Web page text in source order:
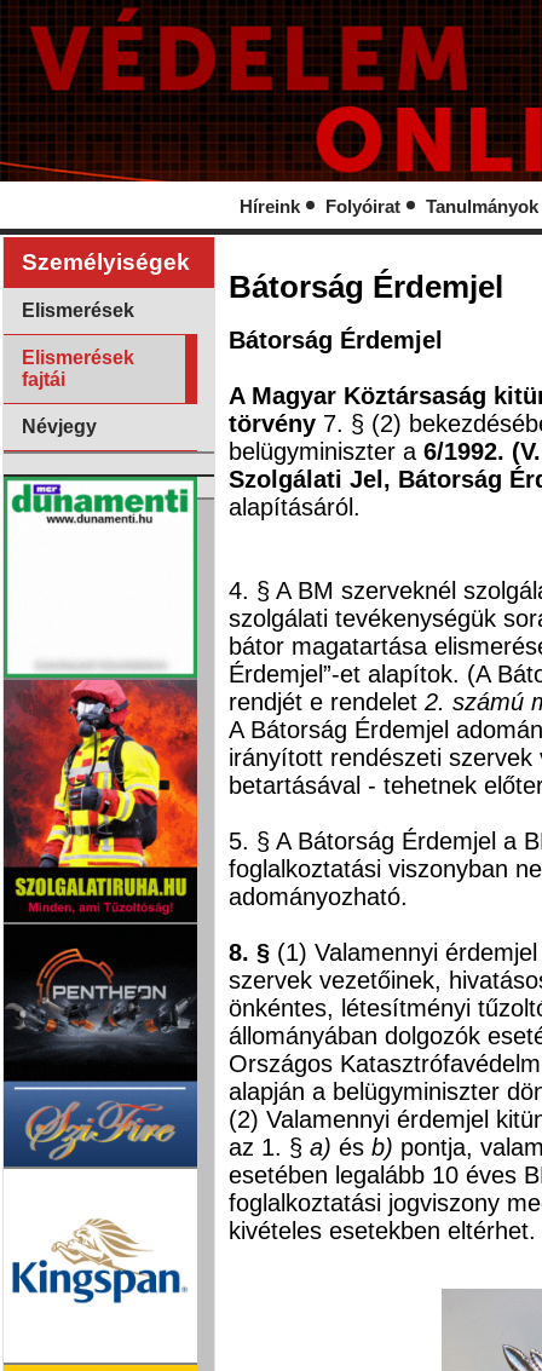
Híreink Folyóirat Tanulmányok
Személyiségek
Elismerések
Elismerések
fajtái
Névjegy
Bátorság Érdemjel
Bátorság Érdemjel
A Magyar Köztársaság
törvény 7. § (2)
belügyminiszter a6/1992.
Szolgálati Jel, Bátorság
alapításáról.
4. § A BM szerveknél
szolgálati tevékenységük
bátor magatartása
Érdemjel”-et alapítok. (A
rendjét e rendelet2. számú
A Bátorság Érdemjel
irányított rendészeti
betartásával - tehetnek
5. § A Bátorság Érdemjel a
foglalkoztatási viszonyban
adományozható.
8. § (1) Valamennyi
szervek vezetőinek,
önkéntes, létesítményi
állományában dolgozók
Országos
alapján a belügyminiszter
(2) Valamennyi érdemjel
az 1. §a)ésb) pontja,
esetében legalább 10 éves
foglalkoztatási jogviszony
kivételes esetekben eltérhet.